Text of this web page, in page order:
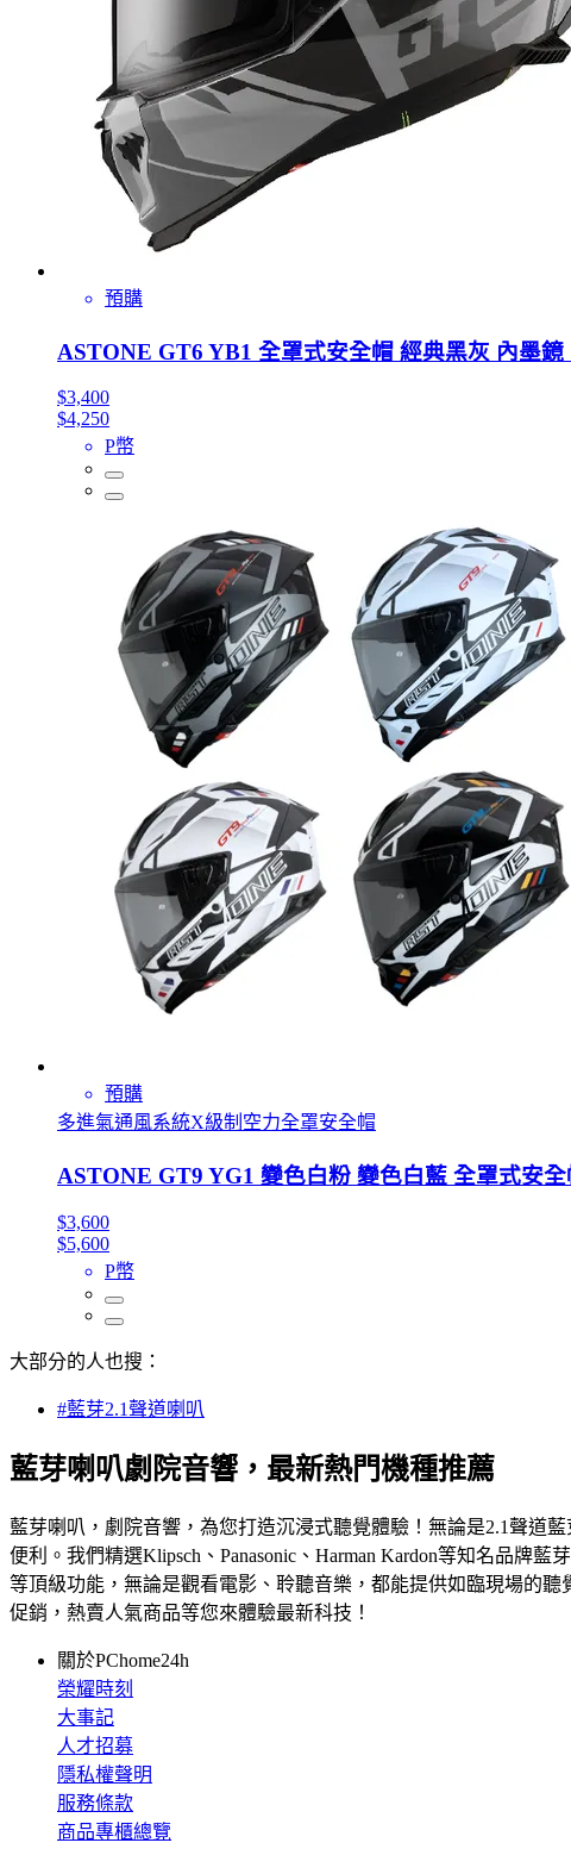
預購
ASTONE GT6 YB1 全罩式安全帽 經典黑灰 內墨
$3,400
$4,250
P幣
預購
多進氣通風系統X級制空力全罩安全帽
ASTONE GT9 YG1 變色白粉 變色白藍 全罩式安
$3,600
$5,600
P幣
大部分的人也搜：
#藍芽2.1聲道喇叭
藍芽喇叭劇院音響，最新熱門機種推薦
藍芽喇叭，劇院音響，為您打造沉浸式聽覺體驗！無論是2.1聲道
便利。我們精選Klipsch、Panasonic、Harman Kardon等知名品牌
等頂級功能，無論是觀看電影、聆聽音樂，都能提供如臨現場的
促銷，熱賣人氣商品等您來體驗最新科技！
關於PChome24h
榮耀時刻
大事記
人才招募
隱私權聲明
服務條款
商品專櫃總覽